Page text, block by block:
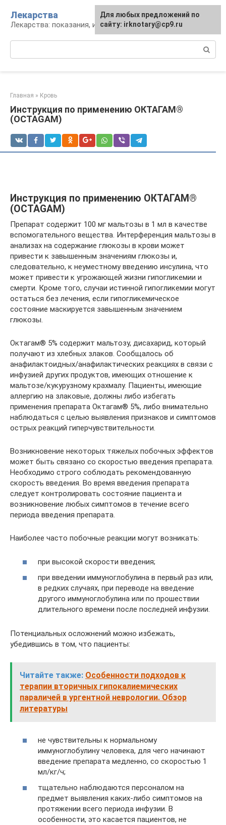
контенту
Лекарства
Лекарства: показания, инструкция, аналоги
Главная » Кровь
Инструкция по применению ОКТАГАМ®
(OCTAGAM)
Инструкция по применению ОКТАГАМ®
(OCTAGAM)
Препарат содержит 100 мг мальтозы в 1 мл в качестве
вспомогательного вещества. Интерференция мальтозы в
анализах на содержание глюкозы в крови может
привести к завышенным значениям глюкозы и,
следовательно, к неуместному введению инсулина, что
может привести к угрожающей жизни гипогликемии и
смерти. Кроме того, случаи истинной гипогликемии могут
остаться без лечения, если гипогликемическое
состояние маскируется завышенным значением
глюкозы.
Октагам® 5% содержит мальтозу, дисахарид, который
получают из хлебных злаков. Сообщалось об
анафилактоидных/анафилактических реакциях в связи с
инфузией других продуктов, имеющих отношение к
мальтозе/кукурузному крахмалу. Пациенты, имеющие
аллергию на злаковые, должны либо избегать
применения препарата Октагам® 5%, либо внимательно
наблюдаться с целью выявления признаков и симптомов
острых реакций гиперчувствительности.
Возникновение некоторых тяжелых побочных эффектов
может быть связано со скоростью введения препарата.
Необходимо строго соблюдать рекомендованную
скорость введения. Во время введения препарата
следует контролировать состояние пациента и
возникновение любых симптомов в течение всего
периода введения препарата.
Наиболее часто побочные реакции могут возникать:
при высокой скорости введения;
при введении иммуноглобулина в первый раз или,
в редких случаях, при переводе на введение
другого иммуноглобулина или по прошествии
длительного времени после последней инфузии.
Потенциальных осложнений можно избежать,
убедившись в том, что пациенты:
Читайте также: Особенности подходов к
терапии вторичных гипокалиемических
параличей в ургентной неврологии. Обзор
литературы
не чувствительны к нормальному
иммуноглобулину человека, для чего начинают
введение препарата медленно, со скоростью 1
мл/кг/ч;
тщательно наблюдаются персоналом на
предмет выявления каких-либо симптомов на
протяжении всего периода инфузии. В
особенности, это касается пациентов, не
Для любых предложений по
сайту: irknotary@cp9.ru